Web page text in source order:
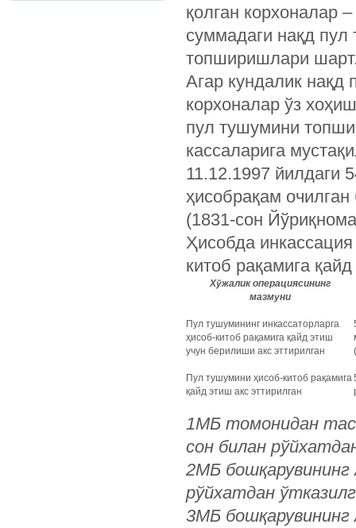
қолган корхоналар
суммадаги нақд пул
топширишлари
Агар кундалик нақд
корхоналар ўз
пул тушумини
кассаларига
11.12.1997 йилдаги
ҳисобрақам
(1831-сон
Ҳисобда
китоб рақамига
Хўжалик операциясининг
мазмуни
Пул тушумининг инкассаторларга
ҳисоб-китоб рақамига қайд этиш
учун берилиши акс эттирилган
Пул тушумини ҳисоб-китоб рақамига
қайд этиш акс эттирилган
1МБ томонидан
сон билан
2МБ бошқарувининг
рўйхатдан
3МБ бошқарувининг